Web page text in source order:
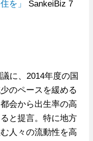
を」 SankeiBiz 7
に、2014年度の国
のペースを緩める
会から出生率の高
と提言。特に地方
人々の流動性を高